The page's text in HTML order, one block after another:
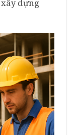
dựng